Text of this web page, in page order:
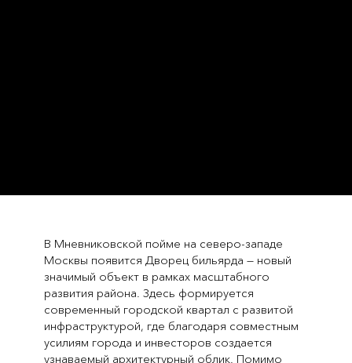
В Мневниковской пойме на северо-западе
Москвы появится Дворец бильярда — новый
значимый объект в рамках масштабного
развития района. Здесь формируется
современный городской квартал с развитой
инфраструктурой, где благодаря совместным
усилиям города и инвесторов создается
узнаваемый архитектурный облик. Помимо